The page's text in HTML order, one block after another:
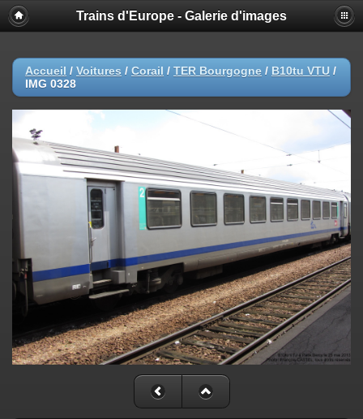
Trains d'Europe - Galerie d'images
Accueil / Voitures / Corail / TER Bourgogne / B10tu VTU /
IMG 0328